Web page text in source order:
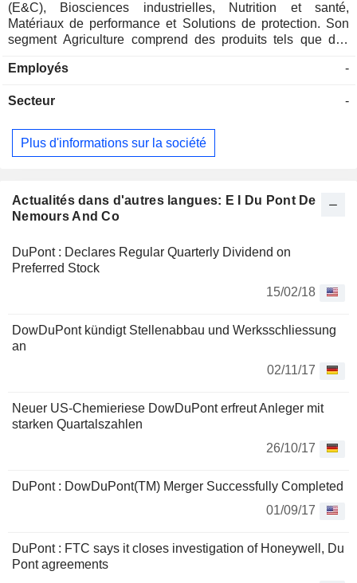
Actualités dans d'autres langues: E I Du Pont De
Nemours And Co
DuPont : Declares Regular Quarterly Dividend on
Preferred Stock
15/02/18
DowDuPont kündigt Stellenabbau und Werksschliessung
an
02/11/17
Neuer US-Chemieriese DowDuPont erfreut Anleger mit
starken Quartalszahlen
26/10/17
DuPont : DowDuPont(TM) Merger Successfully Completed
01/09/17
DuPont : FTC says it closes investigation of Honeywell, Du
Pont agreements
(E&C), Biosciences industrielles, Nutrition et santé,
Matériaux de performance et Solutions de protection. Son
segment Agriculture comprend des produits tels que des
des fongicides et des insecticides. Son segment E&C
et d'emballage, les photopolymères et les matériaux
comprend des produits tels que les enzymes, les matériaux
biosourcés et les technologies de traitement. Son segment
naturels et les ingrédients alimentaires à base de soja. Son
segment Performance Materials comprend des produits tels
industriels, les films et les élastomères. Son segment
Protection Solutions comprend des produits tels que les
Employés -
Secteur -
Plus d'informations sur la société